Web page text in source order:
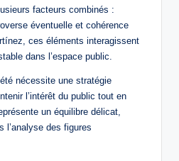
facteurs combinés :
éventuelle et cohérence
ces éléments interagissent
dans l’espace public.
nécessite une stratégie
l’intérêt du public tout en
un équilibre délicat,
l’analyse des figures